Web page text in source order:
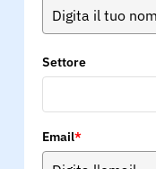
Settore
Email*